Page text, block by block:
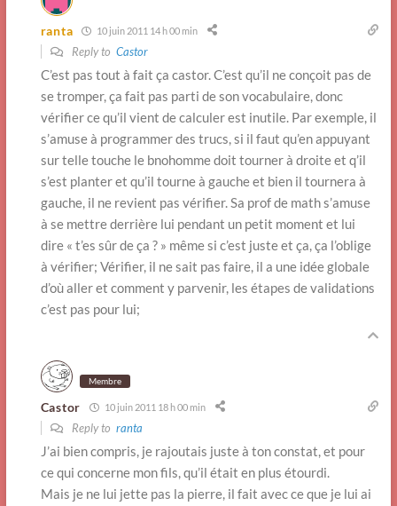
ranta 10 juin 2011 14 h 00 min
Reply to Castor
C’est pas tout à fait ça castor. C’est qu’il ne conçoit pas de
se tromper, ça fait pas parti de son vocabulaire, donc
vérifier ce qu’il vient de calculer est inutile. Par exemple, il
s’amuse à programmer des trucs, si il faut qu’en appuyant
sur telle touche le bnohomme doit tourner à droite et q’il
s’est planter et qu’il tourne à gauche et bien il tournera à
gauche, il ne revient pas vérifier. Sa prof de math s’amuse
à se mettre derrière lui pendant un petit moment et lui
dire « t’es sûr de ça ? » même si c’est juste et ça, ça l’oblige
à vérifier; Vérifier, il ne sait pas faire, il a une idée globale
d’où aller et comment y parvenir, les étapes de validations
c’est pas pour lui;
Membre
Castor 10 juin 2011 18 h 00 min
Reply to ranta
J’ai bien compris, je rajoutais juste à ton constat, et pour
ce qui concerne mon fils, qu’il était en plus étourdi.
Mais je ne lui jette pas la pierre, il fait avec ce que je lui ai